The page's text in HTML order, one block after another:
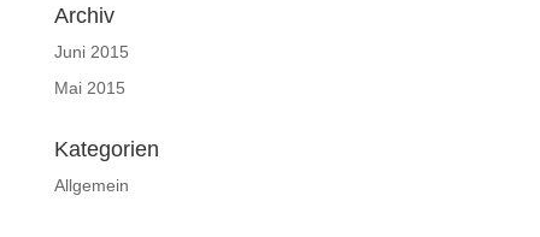
Archiv
Juni 2015
Mai 2015
Kategorien
Allgemein